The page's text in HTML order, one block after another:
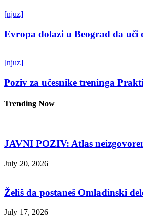
[njuz]
Evropa dolazi u Beograd da uči
[njuz]
Poziv za učesnike treninga
Trending Now
JAVNI POZIV: Atlas
July 20, 2026
Želiš da postaneš Omladinski
July 17, 2026